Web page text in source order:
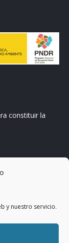
y nuestro servicio.
constituir la
planta de